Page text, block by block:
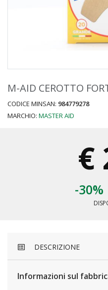
M-AID CEROTTO
CODICE MINSAN: 984779278
MARCHIO: MASTER AID
€
-30%
DESCRIZIONE
Informazioni sul